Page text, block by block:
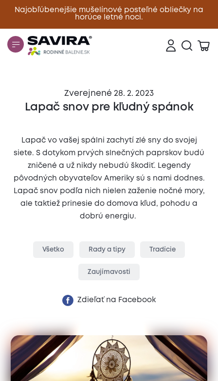
Najobľúbenejšie mušelínové posteľné obliečky na
horúce letné noci.
Zavrieť
Zverejnené 28. 2. 2023
Lapač snov pre kľudný spánok
Lapač vo vašej spálni zachytí zlé sny do svojej
siete. S dotykom prvých slnečných paprskov budú
zničené a už nikdy nebudú škodiť. Legendy
pôvodných obyvateľov Ameriky sú s nami dodnes.
Lapač snov podľa nich nielen zaženie nočné mory,
ale taktiež prinesie do domova kľud, pohodu a
dobrú energiu.
Všetko Rady a tipy Tradície
Zaujímavosti
Zdieľať na Facebook